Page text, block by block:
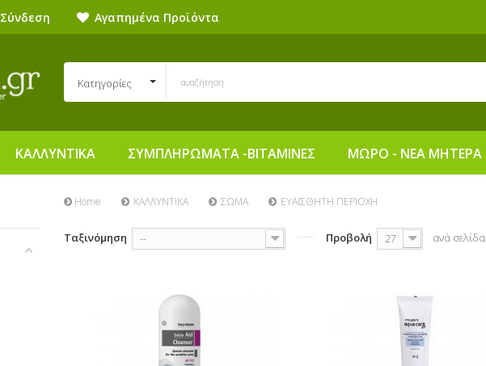
Σύνδεση Αγαπημένα Προϊόντα
Κατηγορίες
ΚΑΛΛΥΝΤΙΚΑ ΣΥΜΠΛΗΡΩΜΑΤΑ -ΒΙΤΑΜΙΝΕΣ ΜΩΡΟ - ΝΕΑ ΜΗΤΕΡΑ
Home ΚΑΛΛΥΝΤΙΚΑ ΣΩΜΑ ΕΥΑΙΣΘΗΤΗ ΠΕΡΙΟΧΗ
Ταξινόμηση -- Προβολή 27 ανά σελίδα